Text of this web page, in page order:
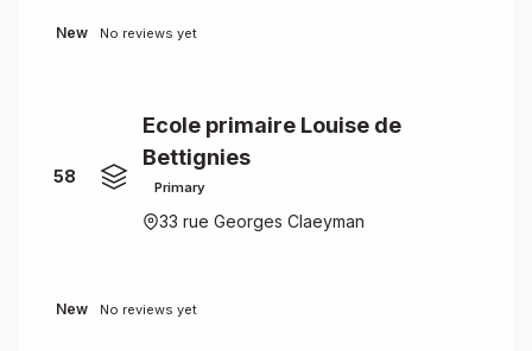
New No reviews yet
58
Ecole primaire Louise de
Bettignies
Primary
33 rue Georges Claeyman
New No reviews yet